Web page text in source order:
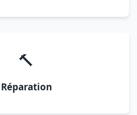
🔨
Réparation